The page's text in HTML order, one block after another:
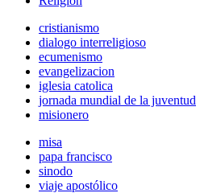
cristianismo
dialogo interreligioso
ecumenismo
evangelizacion
iglesia catolica
jornada mundial de la juventud
misionero
misa
papa francisco
sinodo
viaje apostólico